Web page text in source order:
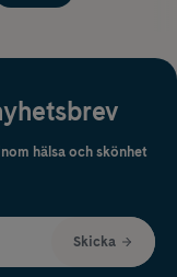
hälsa och skönhet
Skicka